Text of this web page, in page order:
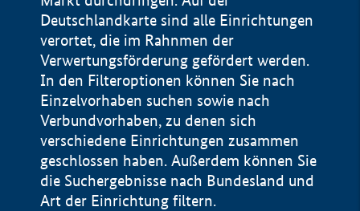
Deutschlandkarte sind alle Einrichtungen
verortet, die im Rahnmen der
Verwertungsförderung gefördert werden.
In den Filteroptionen können Sie nach
Einzelvorhaben suchen sowie nach
Verbundvorhaben, zu denen sich
verschiedene Einrichtungen zusammen
geschlossen haben. Außerdem können Sie
die Suchergebnisse nach Bundesland und
Art der Einrichtung filtern.